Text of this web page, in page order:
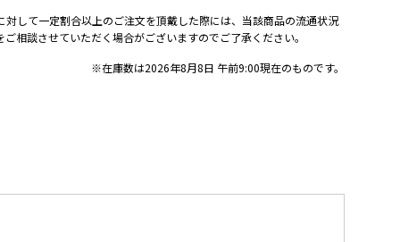
して一定割合以上のご注文を頂戴した際には、当該商品の流通状況
相談させていただく場合がございますのでご了承ください。
※在庫数は2026年8月8日 午前9:00現在のものです。